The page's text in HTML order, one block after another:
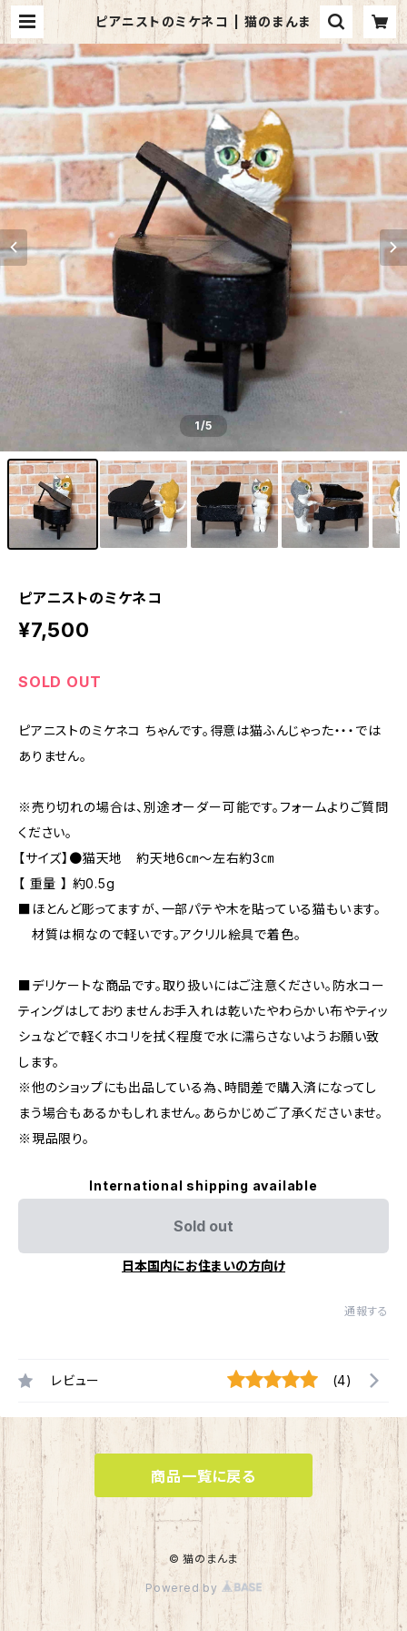
ピアニストのミケネコ | 猫のまんま
1/5
ピアニストのミケネコ
¥7,500
SOLD OUT
ピアニストのミケネコ ちゃんです。得意は猫ふんじゃった・・・では
ありません。
※売り切れの場合は、別途オーダー可能です。フォームよりご質問
ください。
【サイズ】●猫天地 約天地6㎝〜左右約3㎝
【 重量 】 約0.5g
■ほとんど彫ってますが、一部パテや木を貼っている猫もいます。
材質は桐なので軽いです。アクリル絵具で着色。
■デリケートな商品です。取り扱いにはご注意ください。防水コー
ティングはしておりませんお手入れは乾いたやわらかい布やティッ
シュなどで軽くホコリを拭く程度で水に濡らさないようお願い致
します。
※他のショップにも出品している為、時間差で購入済になってし
まう場合もあるかもしれません。あらかじめご了承くださいませ。
※現品限り。
International shipping available
Sold out
日本国内にお住まいの方向け
通報する
レビュー (4)
商品一覧に戻る
© 猫のまんま
Powered by